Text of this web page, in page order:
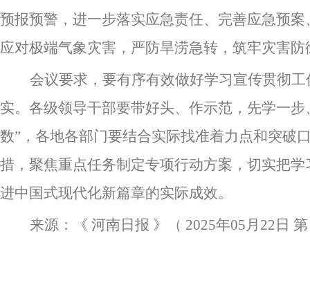
预报预警，进一步落实应急责任、完善应急预
应对极端气象灾害，严防旱涝急转，筑牢灾害
会议要求，要有序有效做好学习宣传贯彻
实。各级领导干部要带好头、作示范，先学一
数”，各地各部门要结合实际找准着力点和突破
措，聚焦重点任务制定专项行动方案，切实把
进中国式现代化新篇章的实际成效。
来源：《 河南日报 》（ 2025年05月22日